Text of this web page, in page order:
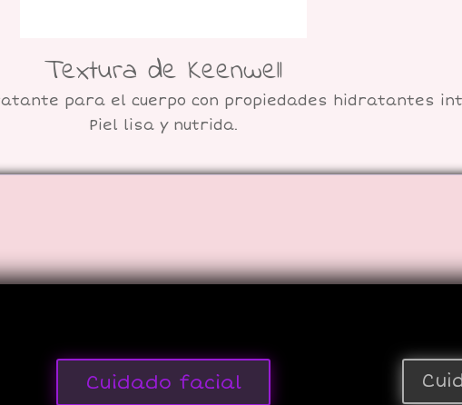
Textura de Keenwell
para el cuerpo con propiedades hidratantes
Piel lisa y nutrida.
Cuidado facial